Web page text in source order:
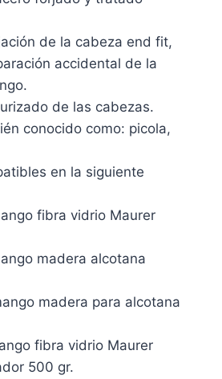
de la cabeza end fit,
accidental de la
de las cabezas.
conocido como: picola,
en la siguiente
fibra vidrio Maurer
madera alcotana
madera para alcotana
fibra vidrio Maurer
500 gr.